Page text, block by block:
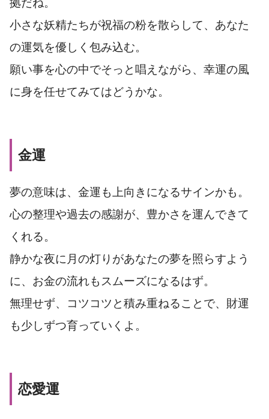
拠だね。
小さな妖精たちが祝福の粉を散らして、あなた
の運気を優しく包み込む。
願い事を心の中でそっと唱えながら、幸運の風
に身を任せてみてはどうかな。
金運
夢の意味は、金運も上向きになるサインかも。
心の整理や過去の感謝が、豊かさを運んできて
くれる。
静かな夜に月の灯りがあなたの夢を照らすよう
に、お金の流れもスムーズになるはず。
無理せず、コツコツと積み重ねることで、財運
も少しずつ育っていくよ。
恋愛運